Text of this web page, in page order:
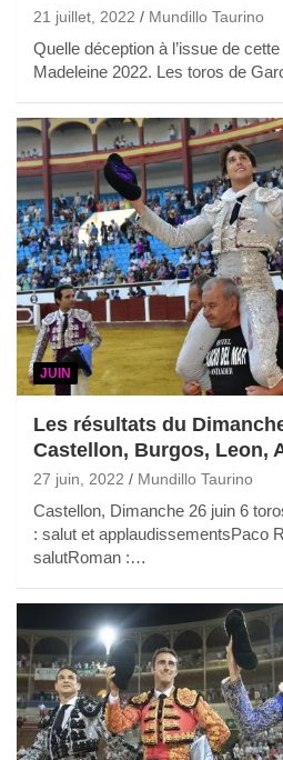
21 juillet, 2022 Mundillo Taurino
Quelle déception à l’issue de
Madeleine 2022. Les toros de
JUIN
Les résultats du
Castellon, Burgos, Leon,
27 juin, 2022 Mundillo Taurino
Castellon, Dimanche 26 juin 6
: salut et applaudissementsPaco
salutRoman :…